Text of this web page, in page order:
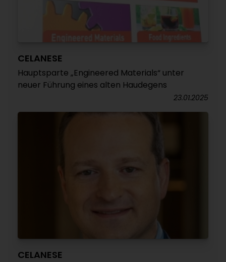
CELANESE
Hauptsparte „Engineered Materials“ unter
neuer Führung eines alten Haudegens
23.01.2025
CELANESE